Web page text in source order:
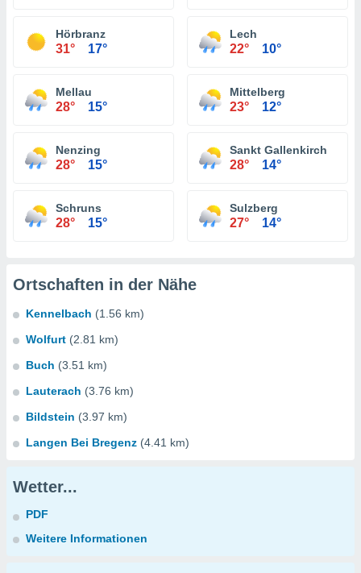
Hörbranz
31° 17°
Lech
22° 10°
Mellau
28° 15°
Mittelberg
23° 12°
Nenzing
28° 15°
Sankt Gallenkirch
28° 14°
Schruns
28° 15°
Sulzberg
27° 14°
Ortschaften in der Nähe
Kennelbach (1.56 km)
Wolfurt (2.81 km)
Buch (3.51 km)
Lauterach (3.76 km)
Bildstein (3.97 km)
Langen Bei Bregenz (4.41 km)
Wetter...
PDF
Weitere Informationen